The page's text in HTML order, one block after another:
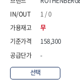
- 절연니퍼
- 절연비트
- 절연드라이버교체날
- 절연공구세트
- 절연라쳇렌치세트
1 / 0
무
158,300
-
선택